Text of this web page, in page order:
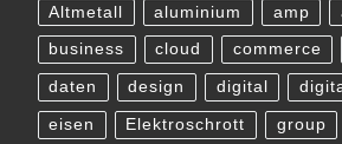
Altmetall aluminium amp
business cloud commerce
daten design digital
eisen Elektroschrott group